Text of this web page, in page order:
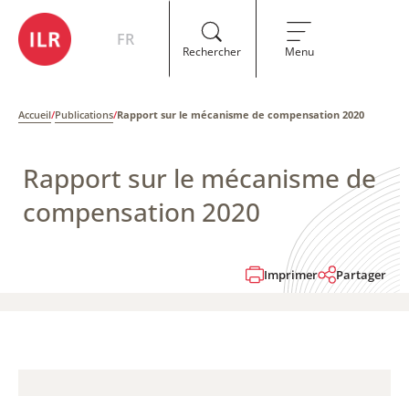
FR
Rechercher Menu
Accueil/Publications/Rapport sur le mécanisme de compensation​​​​​​ 2020
Rapport sur le mécanisme de
compensation​​​​​​ 2020
Imprimer Partager